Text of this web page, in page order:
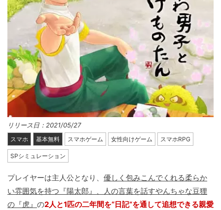
リリース日：2021/05/27
スマホ 基本無料 スマホゲーム 女性向けゲーム スマホRPG
SPシミュレーション
プレイヤーは主人公となり、 優しく包みこんでくれる柔らか
い雰囲気を持つ『陽太郎』、人の言葉を話すやんちゃな豆狸
の『虎』 の2人と1匹の二年間を“日記”を通して追想できる親愛